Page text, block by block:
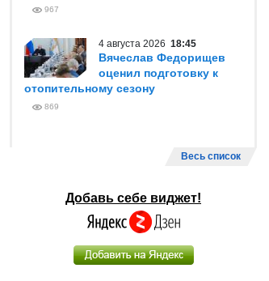
967
4 августа 2026 18:45
Вячеслав Федорищев
оценил подготовку к
отопительному сезону
869
Весь список
Добавь себе виджет!